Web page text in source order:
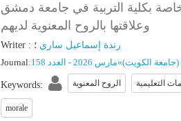
بكلية التربية في جامعة دمشق
وعلاقتها بالروح المعنوية لديهم
Writer : رندة إسماعيل ساري ؛
Journal: (جامعة الکویت)»مارس 2026 - العدد 158
Keywords: الروح المعنویة التعلیمیة
morale